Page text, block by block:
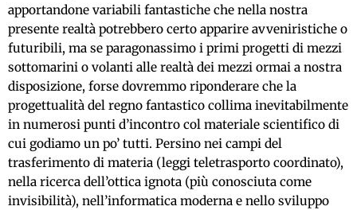
apportandone variabili fantastiche che nella nostra
presente realtà potrebbero certo apparire avveniristiche o
futuribili, ma se paragonassimo i primi progetti di mezzi
sottomarini o volanti alle realtà dei mezzi ormai a nostra
disposizione, forse dovremmo riponderare che la
progettualità del regno fantastico collima inevitabilmente
in numerosi punti d’incontro col materiale scientifico di
cui godiamo un po’ tutti. Persino nei campi del
trasferimento di materia (leggi teletrasporto coordinato),
nella ricerca dell’ottica ignota (più conosciuta come
invisibilità), nell’informatica moderna e nello sviluppo